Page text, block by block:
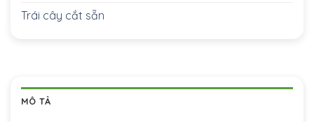
Trái cây cắt sẵn
MÔ TẢ